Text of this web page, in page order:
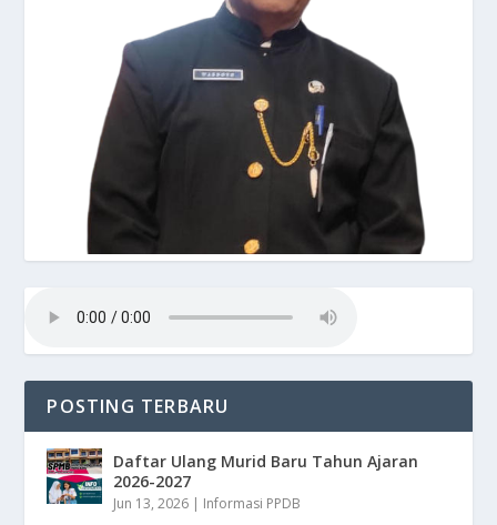
POSTING TERBARU
Daftar Ulang Murid Baru Tahun Ajaran
2026-2027
Jun 13, 2026 | Informasi PPDB